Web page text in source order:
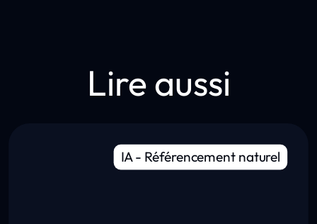
Lire aussi
IA- Référencement naturel